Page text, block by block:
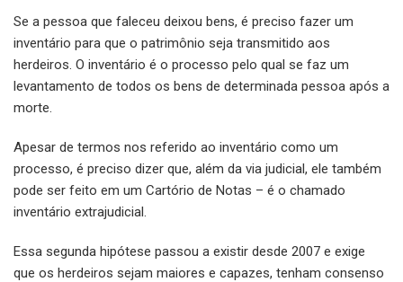
Se a pessoa que faleceu deixou bens, é preciso fazer um
inventário para que o patrimônio seja transmitido aos
herdeiros. O inventário é o processo pelo qual se faz um
levantamento de todos os bens de determinada pessoa após a
morte.
Apesar de termos nos referido ao inventário como um
processo, é preciso dizer que, além da via judicial, ele também
pode ser feito em um Cartório de Notas – é o chamado
inventário extrajudicial.
Essa segunda hipótese passou a existir desde 2007 e exige
que os herdeiros sejam maiores e capazes, tenham consenso